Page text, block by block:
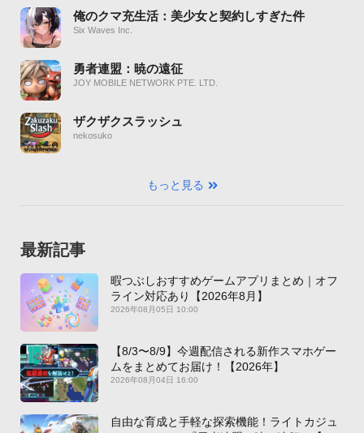
俺のクマ充生活：美少女と契約しすぎた件
Six Waves Inc.
勇者連盟：暁の遠征
JOY MOBILE NETWORK PTE. LTD.
ザクザクスラッシュ
nekosuko
もっと見る
最新記事
暇つぶしおすすめゲームアプリまとめ｜オフ
ライン対応あり【2026年8月】
2026年08月05日 10:00
【8/3〜8/9】今週配信される新作スマホゲー
ムをまとめてお届け！【2026年】
2026年08月04日 16:00
自由な育成と手軽な探索機能！ライトカジュ